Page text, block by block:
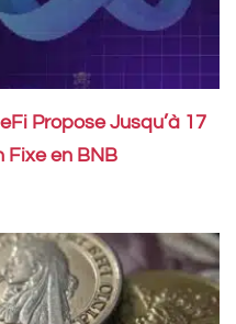
Propose Jusqu’à 17
Fixe en BNB